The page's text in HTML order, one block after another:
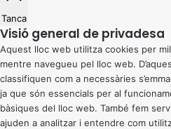
Tanca
Visió general de privadesa
Aquest lloc web utilitza cookies per
mentre navegueu pel lloc web.
classifiquen com a necessàries
ja que són essencials per al
bàsiques del lloc web. També fem
ajuden a analitzar i entendre com